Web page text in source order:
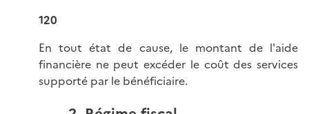
120
En tout état de cause, le montant de l'aide
financière ne peut excéder le coût des services
supporté par le bénéficiaire.